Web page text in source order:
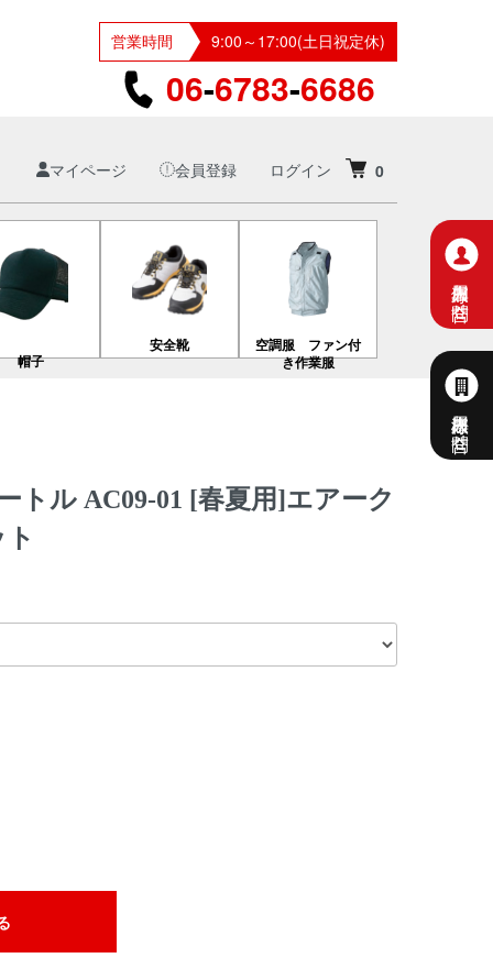
営業時間 9:00～17:00(土日祝定休)
06-6783-6686
マイページ 会員登録 ログイン 0
帽子
安全靴
空調服 ファン付
き作業服
トル AC09-01 [春夏用]エアーク
個人専用お問合せ
法人様専用お問合せ